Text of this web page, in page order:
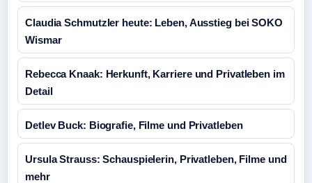
Claudia Schmutzler heute: Leben, Ausstieg bei SOKO
Wismar
Rebecca Knaak: Herkunft, Karriere und Privatleben im
Detail
Detlev Buck: Biografie, Filme und Privatleben
Ursula Strauss: Schauspielerin, Privatleben, Filme und
mehr